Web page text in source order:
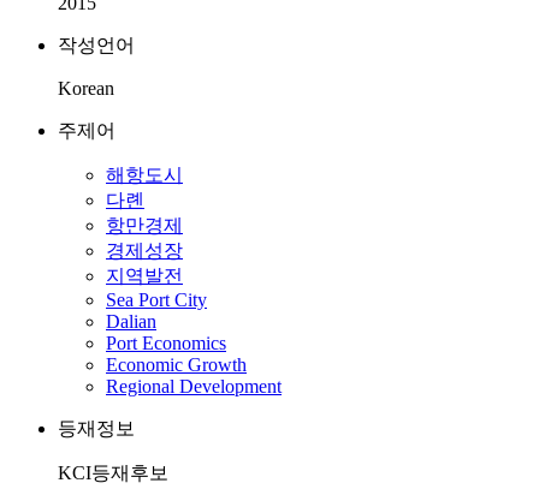
작성언어
Korean
주제어
해항도시
다롄
항만경제
경제성장
지역발전
Sea Port City
Dalian
Port Economics
Economic Growth
Regional Development
등재정보
KCI등재후보